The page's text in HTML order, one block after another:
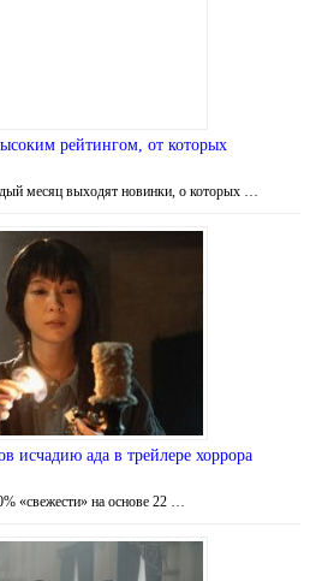
рейтингом, от которых
месяц выходят новинки, о которых …
исчадию ада в трейлере хоррора
«свежести» на основе 22 …